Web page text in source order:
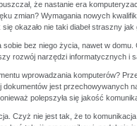
że nastanie era
zmian? Wymagania nowych
okazało nie taki diabeł straszny jak
sobie bez niego życia, nawet w
rozwój narzędzi informatycznych i
wprowadzania komputerów?
dokumentów jest przechowywanych
polepszyła się jakość
Czyż nie jest tak, że to